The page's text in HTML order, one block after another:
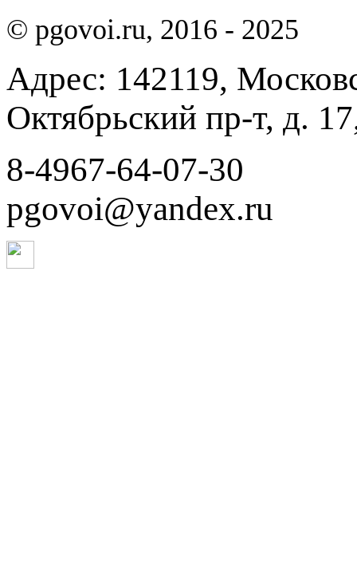
© pgovoi.ru, 2016 - 2025
Адрес: 142119,
Октябрьский пр-т, д.
8-4967-64-07-30
pgovoi@yandex.ru